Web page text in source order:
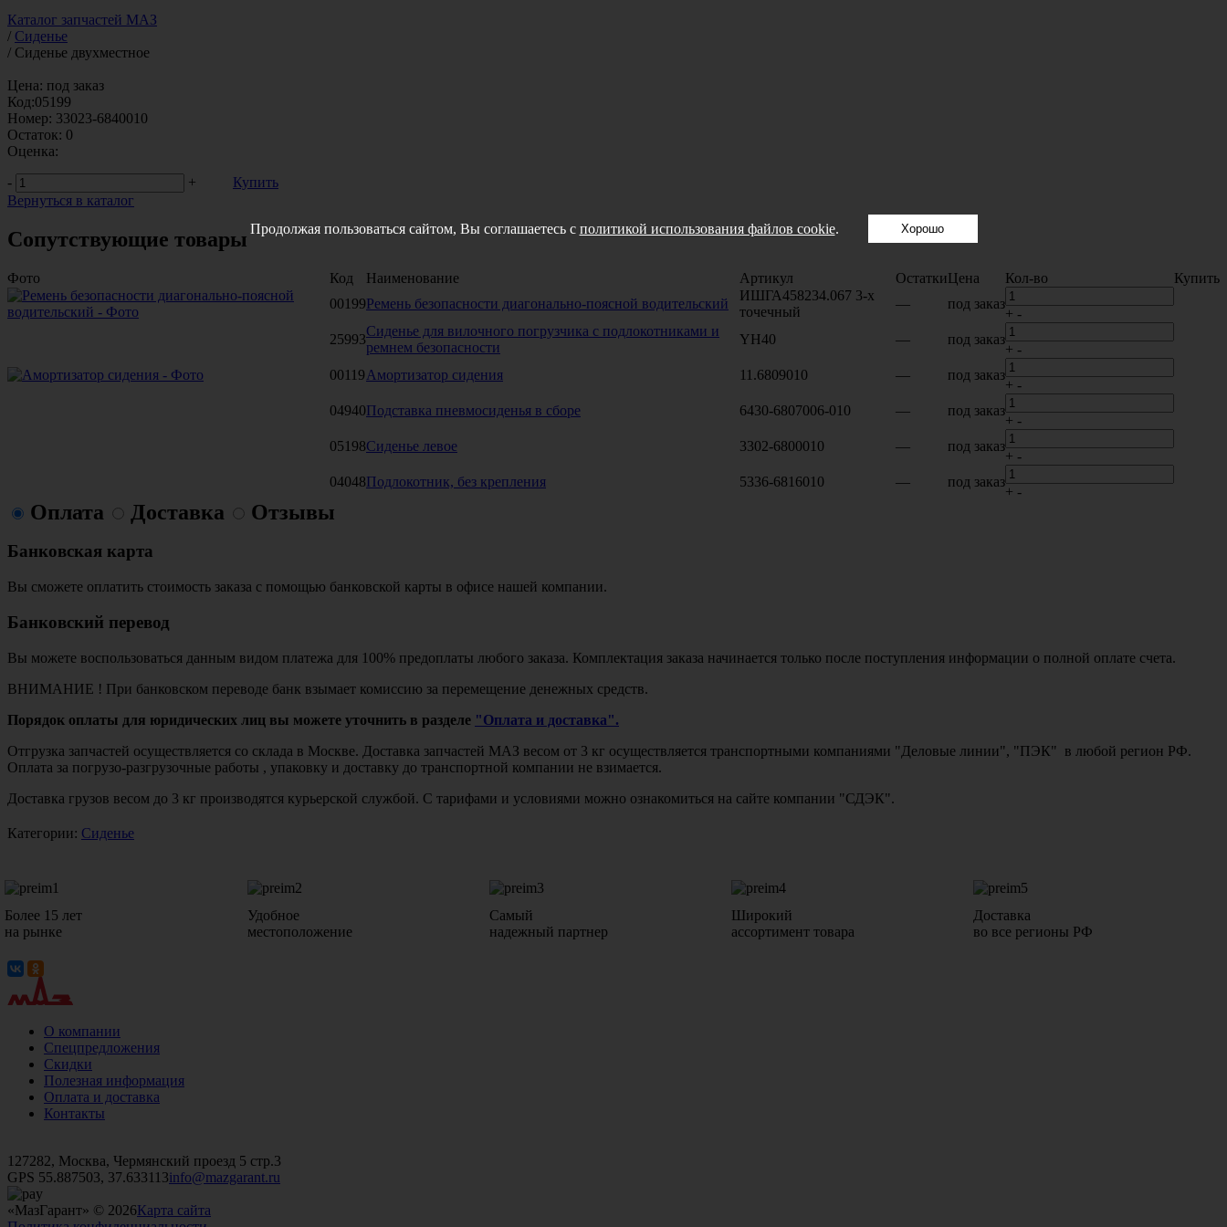
Каталог запчастей МАЗ
/ Сиденье
/ Сиденье двухместное
Цена: под заказ
Код:05199
Номер: 33023-6840010
Остаток: 0
Оценка:
-
+
Купить
Вернуться в каталог
Сопутствующие товары
Фото Код Наименование Артикул ОстаткиЦена Кол-во
Купить
00199Ремень безопасности диагонально-поясной водительский
ИШГА458234.067 3-х
точечный
— под заказ
+ -
25993
Сиденье для вилочного погрузчика с подлокотниками и
ремнем безопасности
YH40 — под заказ
+ -
00119 Амортизатор сидения 11.6809010 — под заказ
+ -
04940Подставка пневмосиденья в сборе 6430-6807006-010 — под заказ
+ -
05198Сиденье левое 3302-6800010 — под заказ
+ -
04048Подлокотник, без крепления 5336-6816010 — под заказ
+ -
Оплата Доставка Отзывы
Банковская карта
Вы сможете оплатить стоимость заказа с помощью банковской карты в офисе нашей компании.
Банковский перевод
Вы можете воспользоваться данным видом платежа для 100% предоплаты любого заказа. Комплектация заказа начинается только после поступления информации о полной оплате счета.
ВНИМАНИЕ ! При банковском переводе банк взымает комиссию за перемещение денежных средств.
Порядок оплаты для юридических лиц вы можете уточнить в разделе "Оплата и доставка".
Отгрузка запчастей осуществляется со склада в Москве. Доставка запчастей МАЗ весом от 3 кг осуществляется транспортными компаниями "Деловые линии", "ПЭК" в любой регион РФ.
Оплата за погрузо-разгрузочные работы , упаковку и доставку до транспортной компании не взимается.
Доставка грузов весом до 3 кг производятся курьерской службой. С тарифами и условиями можно ознакомиться на сайте компании "СДЭК".
Категории: Сиденье
Более 15 лет
на рынке
Удобное
местоположение
Самый
надежный партнер
Широкий
ассортимент товара
Доставка
во все регионы РФ
О компании
Спецпредложения
Скидки
Полезная информация
Оплата и доставка
Контакты
127282, Москва, Чермянский проезд 5 стр.3
GPS 55.887503, 37.633113info@mazgarant.ru
«МазГарант» © 2026Карта сайта
Продолжая пользоваться сайтом, Вы соглашаетесь с политикой использования файлов cookie. Хорошо